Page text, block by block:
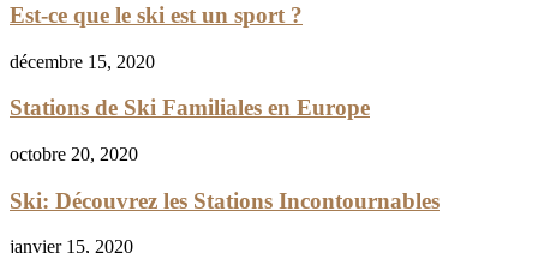
Est-ce que le ski est un sport ?
décembre 15, 2020
Stations de Ski Familiales en Europe
octobre 20, 2020
Ski: Découvrez les Stations Incontournables
janvier 15, 2020